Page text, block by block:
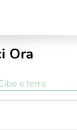
Ora
e terra